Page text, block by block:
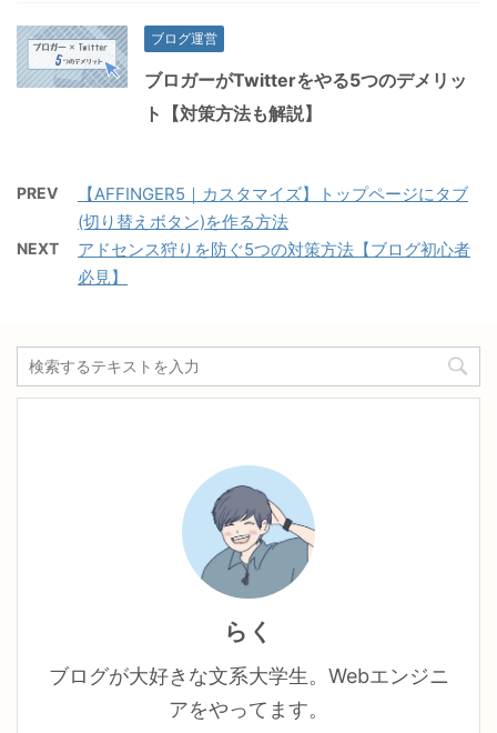
ブログ運営
ブロガーがTwitterをやる5つのデメリッ
ト【対策方法も解説】
PREV
【AFFINGER5｜カスタマイズ】トップページにタブ
(切り替えボタン)を作る方法
NEXT
アドセンス狩りを防ぐ5つの対策方法【ブログ初心者
必見】
らく
ブログが大好きな文系大学生。Webエンジニ
アをやってます。